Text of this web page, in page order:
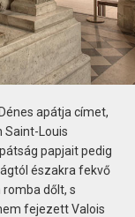
apátja címet,
Saint-Louis
papjait pedig
északra fekvő
dőlt, s
fejezett Valois